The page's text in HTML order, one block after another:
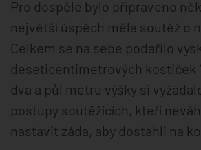
Pro dospělé bylo připraveno
největší úspěch měla soutěž o
Celkem se na sebe podařilo
deseticentimetrových kostiček
dva a půl metru výšky si
postupy soutěžících, kteří
nastavit záda, aby dostáhli na